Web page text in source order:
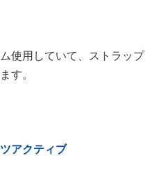
使用していて、ストラップ
す。
アクティブ